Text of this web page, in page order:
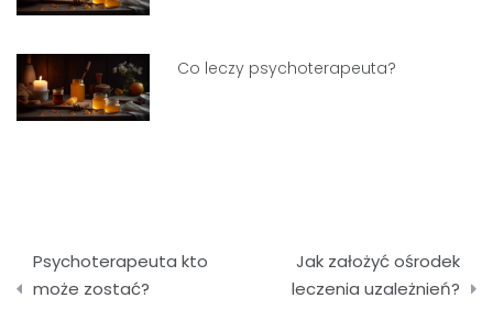
Co leczy psychoterapeuta?
Nawigacja
wpisu
Psychoterapeuta kto
może zostać?
Jak założyć ośrodek
leczenia uzależnień?